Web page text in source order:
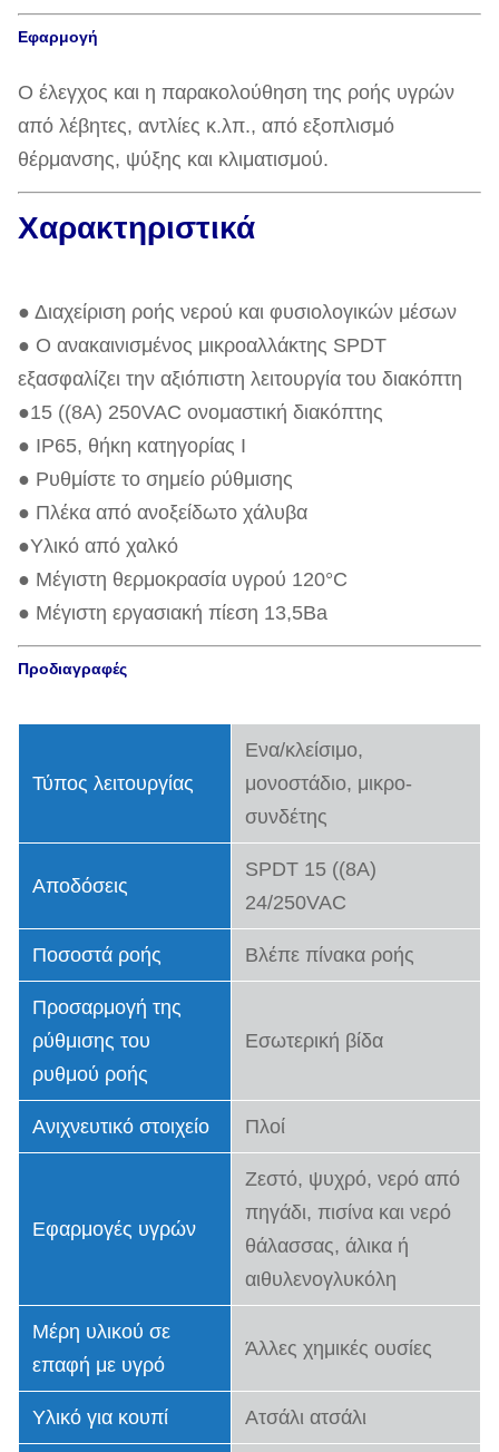
Εφαρμογή
Ο έλεγχος και η παρακολούθηση της ροής υγρών
από λέβητες, αντλίες κ.λπ., από εξοπλισμό
θέρμανσης, ψύξης και κλιματισμού.
Χαρακτηριστικά
● Διαχείριση ροής νερού και φυσιολογικών μέσων
● Ο ανακαινισμένος μικροαλλάκτης SPDT
εξασφαλίζει την αξιόπιστη λειτουργία του διακόπτη
●15 ((8A) 250VAC ονομαστική διακόπτης
● IP65, θήκη κατηγορίας Ι
● Ρυθμίστε το σημείο ρύθμισης
● Πλέκα από ανοξείδωτο χάλυβα
●Υλικό από χαλκό
● Μέγιστη θερμοκρασία υγρού 120°C
● Μέγιστη εργασιακή πίεση 13,5Ba
Προδιαγραφές
Τύπος λειτουργίας
Ενα/κλείσιμο,
μονοστάδιο, μικρο-
συνδέτης
Αποδόσεις
SPDT 15 ((8A)
24/250VAC
Ποσοστά ροής Βλέπε πίνακα ροής
Προσαρμογή της
ρύθμισης του
ρυθμού ροής
Εσωτερική βίδα
Ανιχνευτικό στοιχείο Πλοί
Εφαρμογές υγρών
Ζεστό, ψυχρό, νερό από
πηγάδι, πισίνα και νερό
θάλασσας, άλικα ή
αιθυλενογλυκόλη
Μέρη υλικού σε
επαφή με υγρό
Άλλες χημικές ουσίες
Υλικό για κουπί Ατσάλι ατσάλι